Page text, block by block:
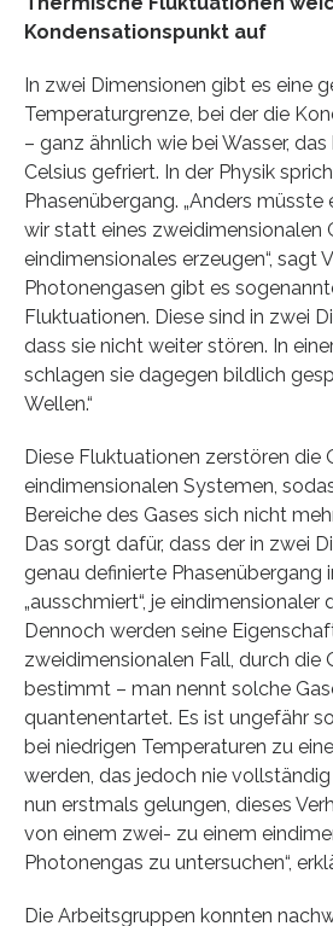
Kondensationspunkt auf
In zwei Dimensionen gibt es eine
Temperaturgrenze, bei der die
– ganz ähnlich wie bei Wasser,
Celsius gefriert. In der Physik
Phasenübergang. „Anders müsste
wir statt eines zweidimensionalen
eindimensionales erzeugen“, sagt
Photonengasen gibt es
Fluktuationen. Diese sind in zwei
dass sie nicht weiter stören. In
schlagen sie dagegen bildlich
Wellen.“
Diese Fluktuationen zerstören die
eindimensionalen Systemen,
Bereiche des Gases sich nicht
Das sorgt dafür, dass der in zwei
genau definierte Phasenübergang
„ausschmiert“, je eindimensionaler
Dennoch werden seine
zweidimensionalen Fall, durch die
bestimmt – man nennt solche
quantenentartet. Es ist ungefähr
bei niedrigen Temperaturen zu
werden, das jedoch nie vollständig
nun erstmals gelungen, dieses
von einem zwei- zu einem
Photonengas zu untersuchen“,
Die Arbeitsgruppen konnten